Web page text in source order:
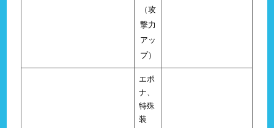
（攻
撃力
アッ
プ）
エポ
ナ、
特殊
装